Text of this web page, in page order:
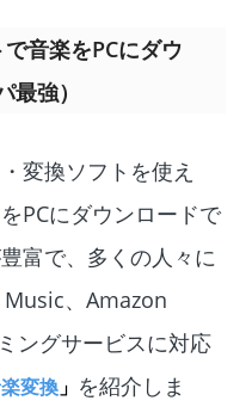
音楽をPCにダウ
強）
変換ソフトを使え
PCにダウンロードで
富で、多くの人々に
、Amazon
ングサービスに対応
変換 」 を紹介しま